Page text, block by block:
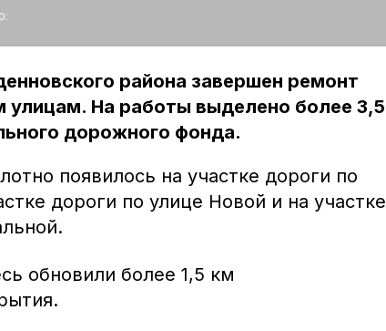
района завершен ремонт
улицам. На работы выделено более 3,5
дорожного фонда.
появилось на участке дороги по
дороги по улице Новой и на участке
обновили более 1,5 км